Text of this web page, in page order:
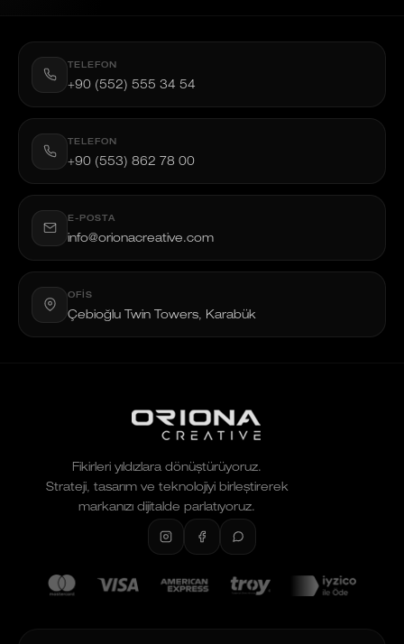
TELEFON
+90 (552) 555 34 54
TELEFON
+90 (553) 862 78 00
E-POSTA
info@orionacreative.com
OFIS
Çebioğlu Twin Towers, Karabük
Fikirleri yıldızlara dönüştürüyoruz.
Strateji, tasarım ve teknolojiyi birleştirerek
markanızı dijitalde parlatıyoruz.